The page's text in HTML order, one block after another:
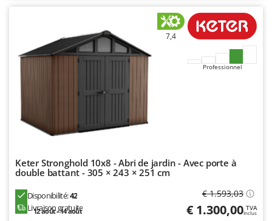
7,4
Professionnel
Keter Stronghold 10x8 - Abri de jardin - Avec porte à
double battant - 305 × 243 × 251 cm
Disponibilité:42
Livraison gratuite
12 août - 14 août
€ 1.593,03
€ 1.300,00 TVA
Inclus